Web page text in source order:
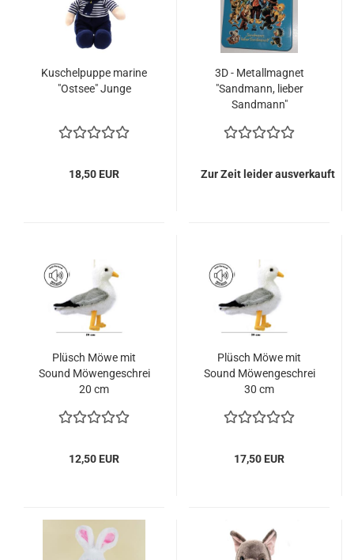
Kuschelpuppe marine
"Ostsee" Junge
18,50 EUR
3D - Metallmagnet
"Sandmann, lieber
Sandmann"
Zur Zeit leider ausverkauft
Plüsch Möwe mit
Sound Möwengeschrei
20 cm
12,50 EUR
Plüsch Möwe mit
Sound Möwengeschrei
30 cm
17,50 EUR